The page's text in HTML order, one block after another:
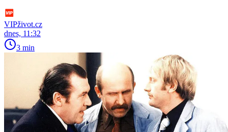
VIPživot.cz
dnes, 11:32
3 min